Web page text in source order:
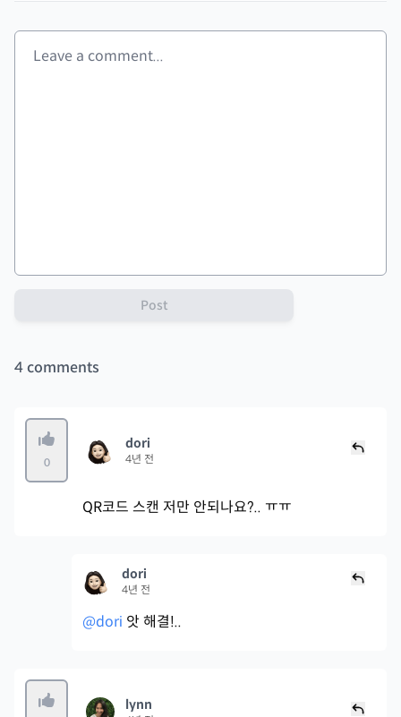
Post
4comments
0
dori
4년 전
QR코드 스캔 저만 안되나요?.. ㅠㅠ
dori
4년 전
@dori 앗 해결!..
lynn